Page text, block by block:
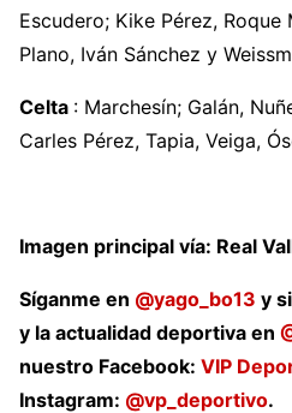
Escudero; Kike Pérez, Roque
Plano, Iván Sánchez y
Celta : Marchesín; Galán,
Carles Pérez, Tapia, Veiga,
Imagen principal vía: Real
Síganme en @yago_bo13 y
y la actualidad deportiva en
nuestro Facebook: VIP
Instagram: @vp_deportivo.